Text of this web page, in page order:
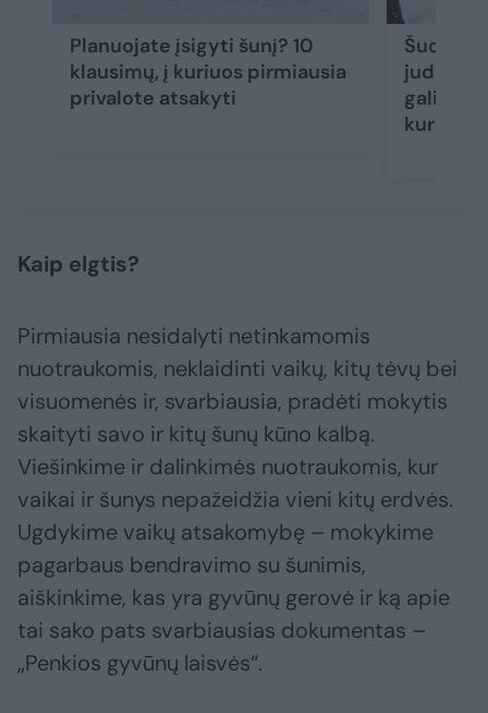
Planuojate įsigyti šunį? 10
klausimų, į kuriuos pirmiausia
privalote atsakyti
Šuo
judėti?
gali būti
kurios
Kaip elgtis?
Pirmiausia nesidalyti netinkamomis
nuotraukomis, neklaidinti vaikų, kitų tėvų bei
visuomenės ir, svarbiausia, pradėti mokytis
skaityti savo ir kitų šunų kūno kalbą.
Viešinkime ir dalinkimės nuotraukomis, kur
vaikai ir šunys nepažeidžia vieni kitų erdvės.
Ugdykime vaikų atsakomybę – mokykime
pagarbaus bendravimo su šunimis,
aiškinkime, kas yra gyvūnų gerovė ir ką apie
tai sako pats svarbiausias dokumentas –
„Penkios gyvūnų laisvės“.